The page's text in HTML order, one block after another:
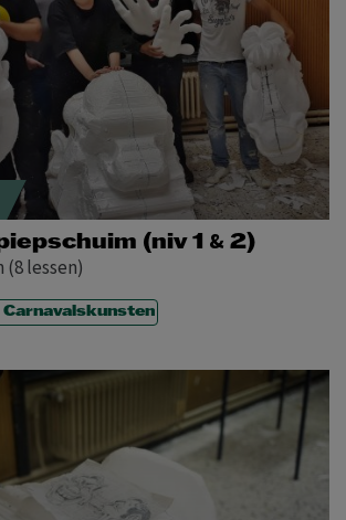
(niv 1 & 2)
lessen)